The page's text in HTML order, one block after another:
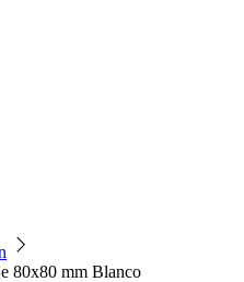
80x80 mm Blanco